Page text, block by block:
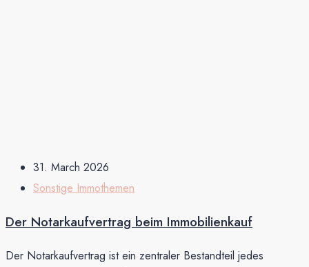
31. March 2026
Sonstige Immothemen
Der Notarkaufvertrag beim Immobilienkauf
Der Notarkaufvertrag ist ein zentraler Bestandteil jedes